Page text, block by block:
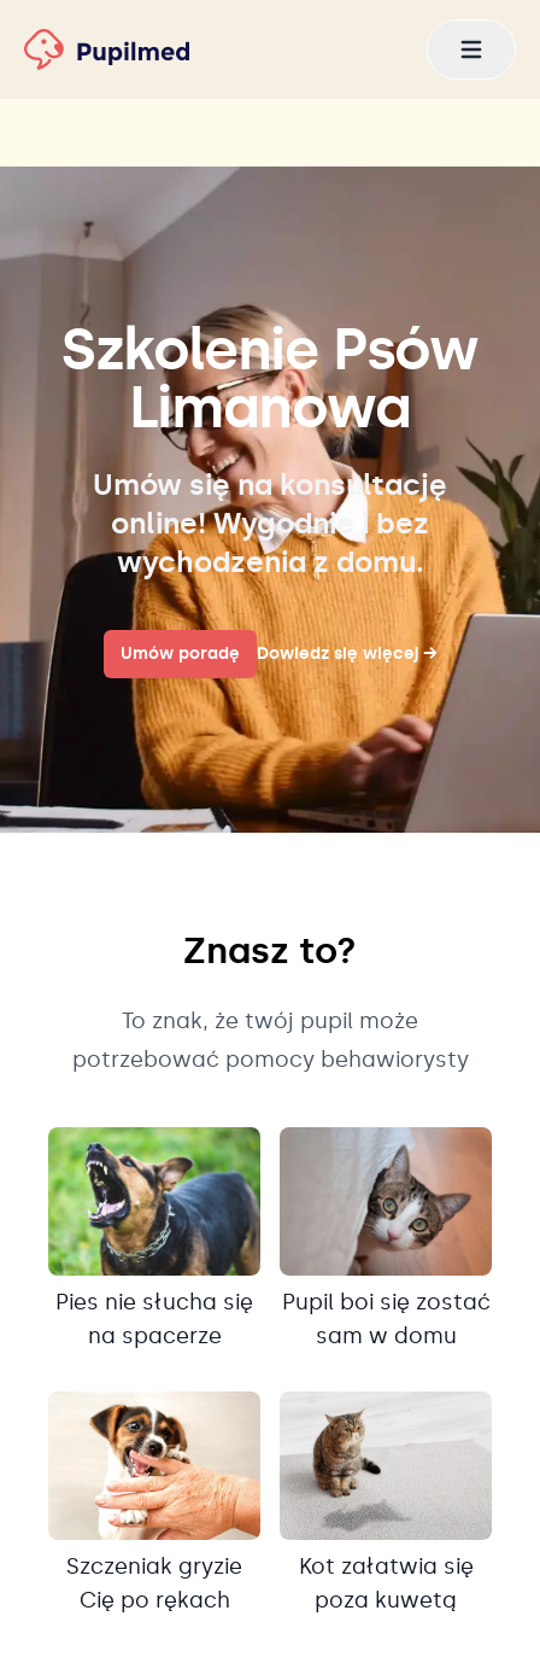
Szkolenie Psów
Limanowa
Umów się na konsultację
online! Wygodnie i bez
wychodzenia z domu.
Umów poradę Dowiedz się więcej→
Znasz to?
To znak, że twój pupil może
potrzebować pomocy behawiorysty
Pies nie słucha się
na spacerze
Pupil boi się zostać
sam w domu
Szczeniak gryzie
Cię po rękach
Kot załatwia się
poza kuwetą